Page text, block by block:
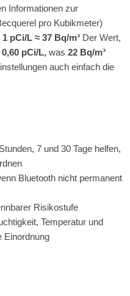
Informationen zur
pro Kubikmeter)
1 pCi/L ≈ 37 Bq/m³ Der Wert,
0,60 pCi/L, was 22 Bq/m³
auch einfach die
7 und 30 Tage helfen,
Bluetooth nicht permanent
Risikostufe
Temperatur und
Einordnung